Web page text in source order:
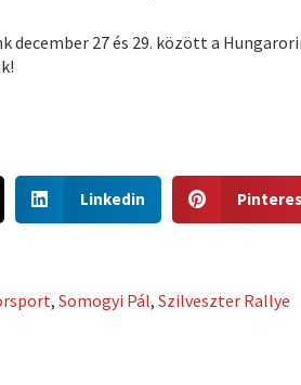
27 és 29. között a
h
o
Linkedin
h
o
,Somogyi Pál,Szilveszter Rallye